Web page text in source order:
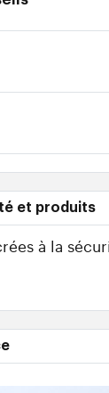
et produits
à la